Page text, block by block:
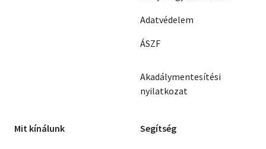
Adatvédelem
ÁSZF
Akadálymentesítési
nyilatkozat
Mit kínálunk Segítség